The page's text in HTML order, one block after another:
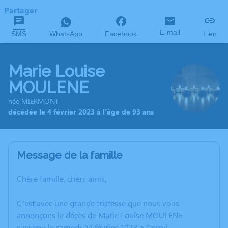
Partager
SMS WhatsApp Facebook E-mail Lien
Marie Louise
MOULENE
née MIERMONT
décédée le 4 février 2023 à l'âge de 93 ans
Message de la famille
Chère famille, chers amis,
C’est avec une grande tristesse que nous vous
annonçons le décès de Marie Louise MOULENE